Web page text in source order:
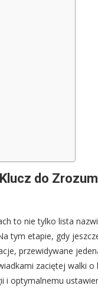
do
to nie tylko lista
tym etapie, gdy
przewidywane
zaciętej walki
optymalnemu